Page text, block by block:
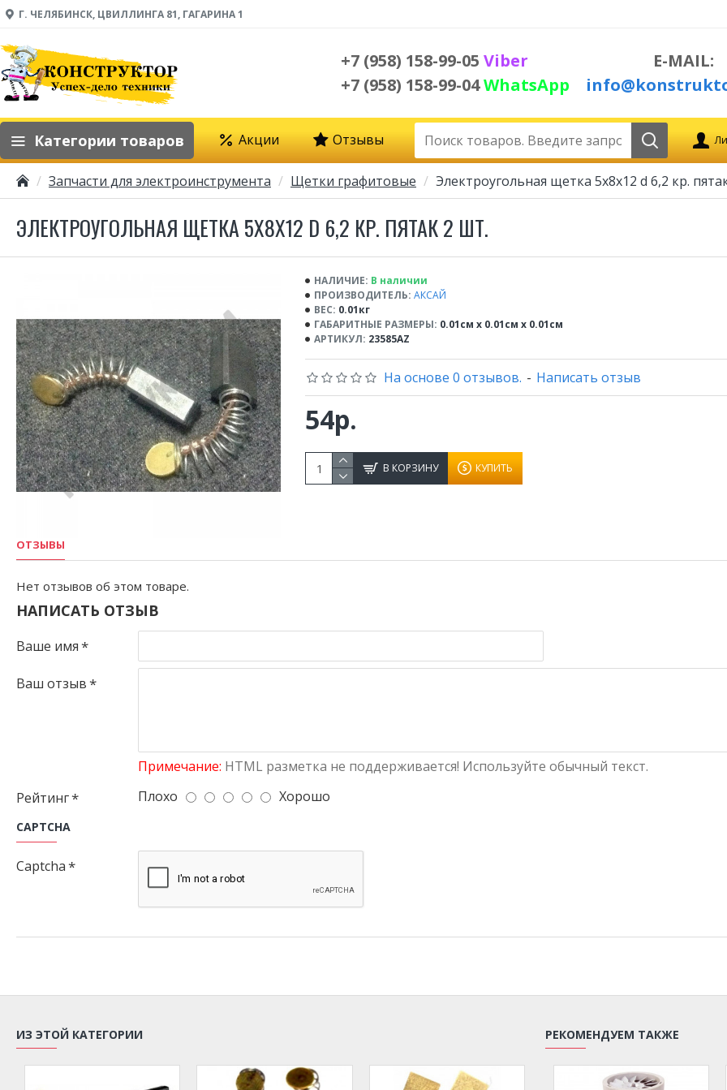
Г. ЧЕЛЯБИНСК, ЦВИЛЛИНГА 81, ГАГАРИНА 1
+7 (958) 158-99-05 Viber
+7 (958) 158-99-04WhatsApp
E-MAIL:
Категории товаров Акции Отзывы
Запчасти для электроинструмента Щетки графитовые Электроугольная щетка 5х8х12 d 6,2 кр.
ЭЛЕКТРОУГОЛЬНАЯ ЩЕТКА 5Х8Х12 D 6,2 КР. ПЯТАК 2 ШТ.
НАЛИЧИЕ: В наличии
ПРОИЗВОДИТЕЛЬ: АКСАЙ
ВЕС: 0.01кг
ГАБАРИТНЫЕ РАЗМЕРЫ: 0.01см x 0.01см x 0.01см
АРТИКУЛ: 23585AZ
На основе 0 отзывов. - Написать отзыв
54р.
В КОРЗИНУ КУПИТЬ
ОТЗЫВЫ
Нет отзывов об этом товаре.
НАПИСАТЬ ОТЗЫВ
Ваше имя
Ваш отзыв
Примечание: HTML разметка не поддерживается! Используйте обычный текст.
Рейтинг
Плохо Хорошо
CAPTCHA
Captcha
ИЗ ЭТОЙ КАТЕГОРИИ РЕКОМЕНДУЕМ ТАКЖЕ